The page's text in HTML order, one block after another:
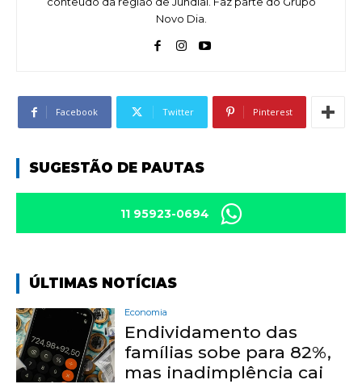
Novo Dia.
Facebook Twitter Pinterest
SUGESTÃO DE PAUTAS
11 95923-0694
ÚLTIMAS NOTÍCIAS
Economia
Endividamento das
famílias sobe para 82%,
mas inadimplência cai